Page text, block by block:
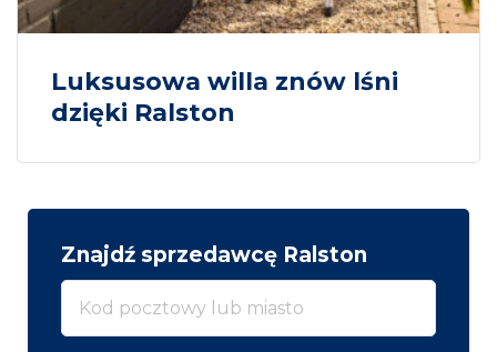
Luksusowa willa znów lśni
dzięki Ralston
Znajdź sprzedawcę Ralston